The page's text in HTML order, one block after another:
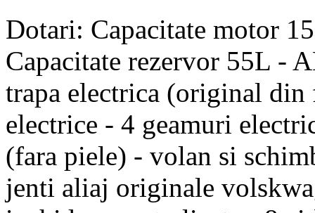
Dotari: Capacitate motor
Capacitate rezervor 55L -
trapa electrica (original
electrice - 4 geamuri
(fara piele) - volan si
jenti aliaj originale